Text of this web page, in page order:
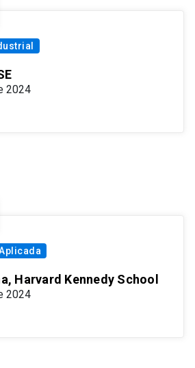
2024
Harvard Kennedy School
2024